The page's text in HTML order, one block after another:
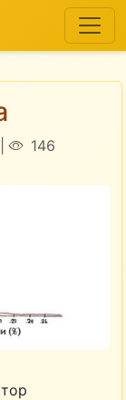
| 146